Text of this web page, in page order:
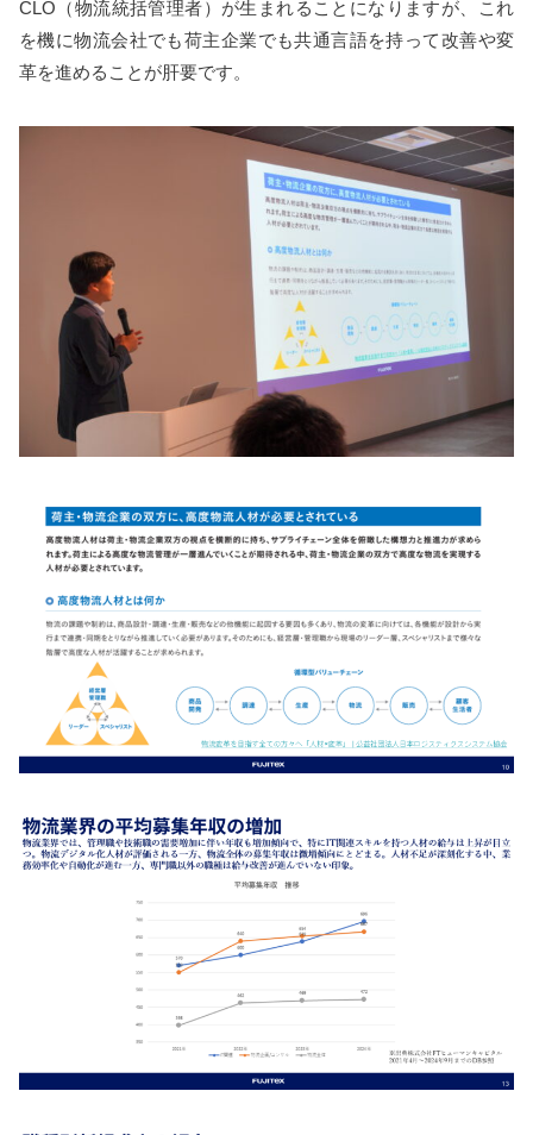
CLO（物流統括管理者）が生まれることになりますが、これ
を機に物流会社でも荷主企業でも共通言語を持って改善や変
革を進めることが肝要です。